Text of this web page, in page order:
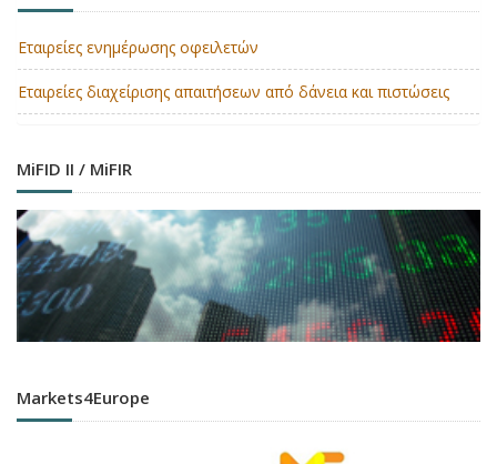
Εταιρείες ενημέρωσης οφειλετών
Εταιρείες διαχείρισης απαιτήσεων από δάνεια και πιστώσεις
MiFID II / MiFIR
Markets4Europe